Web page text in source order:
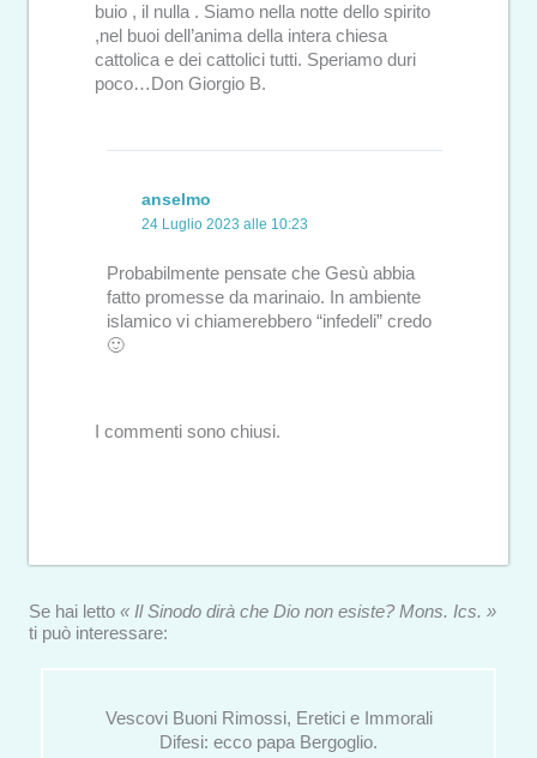
buio , il nulla . Siamo nella notte dello spirito
,nel buoi dell’anima della intera chiesa
cattolica e dei cattolici tutti. Speriamo duri
poco…Don Giorgio B.
anselmo
24 Luglio 2023 alle 10:23
Probabilmente pensate che Gesù abbia
fatto promesse da marinaio. In ambiente
islamico vi chiamerebbero “infedeli” credo
🙂
I commenti sono chiusi.
Se hai letto « Il Sinodo dirà che Dio non esiste? Mons. Ics. »
ti può interessare:
Vescovi Buoni Rimossi, Eretici e Immorali
Difesi: ecco papa Bergoglio.